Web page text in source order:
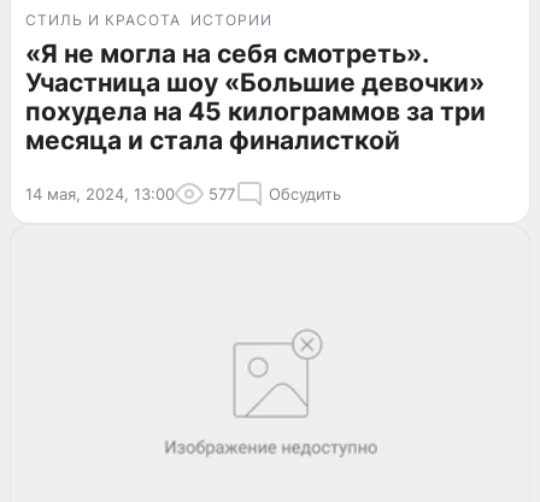
СТИЛЬ И КРАСОТА ИСТОРИИ
«Я не могла на себя смотреть».
Участница шоу «Большие девочки»
похудела на 45 килограммов за три
месяца и стала финалисткой
14 мая, 2024, 13:00 577 Обсудить